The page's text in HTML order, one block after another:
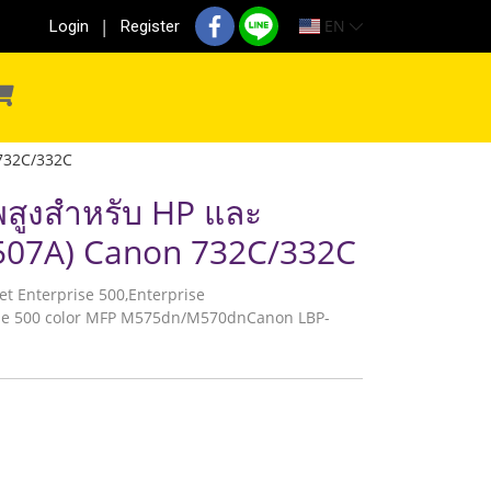
Login Register EN
332C
งสำหรับ HP และ
Canon 732C/332C
Enterprise 500,Enterprise
500 color MFP M575dn/M570dnCanon LBP-